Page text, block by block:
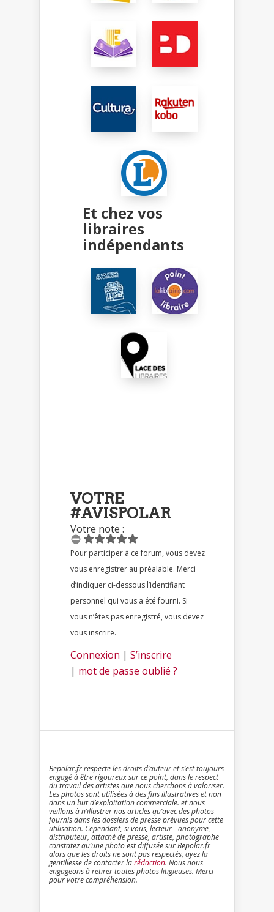
Et chez vos
libraires
indépendants
VOTRE
#AVISPOLAR
Votre note :
Pour participer à ce forum, vous devez
vous enregistrer au préalable. Merci
d’indiquer ci-dessous l’identifiant
personnel qui vous a été fourni. Si
vous n’êtes pas enregistré, vous devez
vous inscrire.
Connexion | S’inscrire
| mot de passe oublié ?
Bepolar.fr respecte les droits d’auteur et s’est toujours
engagé à être rigoureux sur ce point, dans le respect
du travail des artistes que nous cherchons à valoriser.
Les photos sont utilisées à des fins illustratives et non
dans un but d’exploitation commerciale. et nous
veillons à n’illustrer nos articles qu’avec des photos
fournis dans les dossiers de presse prévues pour cette
utilisation. Cependant, si vous, lecteur - anonyme,
distributeur, attaché de presse, artiste, photographe
constatez qu’une photo est diffusée sur Bepolar.fr
alors que les droits ne sont pas respectés, ayez la
gentillesse de contacter larédaction. Nous nous
engageons à retirer toutes photos litigieuses. Merci
pour votre compréhension.